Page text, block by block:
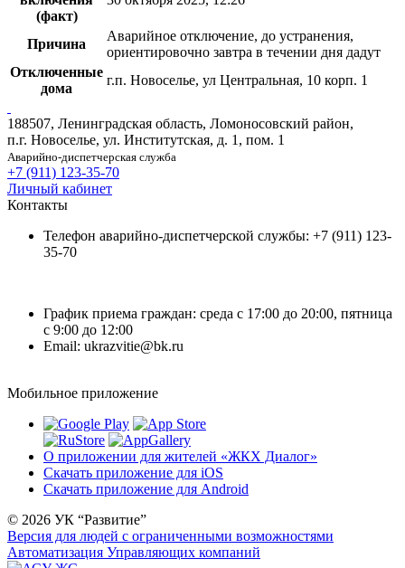
(факт)
Причина
Аварийное отключение, до устранения,
ориентировочно завтра в течении дня дадут
Отключенные
дома
г.п. Новоселье, ул Центральная, 10 корп. 1
188507, Ленинградская область, Ломоносовский район,
п.г. Новоселье, ул. Институтская, д. 1, пом. 1
Аварийно-диспетчерская служба
+7 (911) 123-35-70
Личный кабинет
Контакты
Телефон аварийно-диспетчерской службы: +7 (911) 123-
35-70
График приема граждан: среда с 17:00 до 20:00, пятница
с 9:00 до 12:00
Email: ukrazvitie@bk.ru
Мобильное приложение
О приложении для жителей «ЖКХ Диалог»
Скачать приложение для iOS
Скачать приложение для Android
© 2026 УК “Развитие”
Версия для людей с ограниченными возможностями
Автоматизация Управляющих компаний